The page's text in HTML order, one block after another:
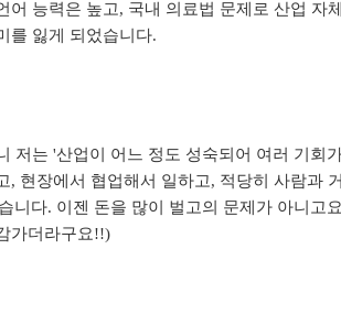
어 능력은 높고, 국내 의료법 문제로 산업 자
를 잃게 되었습니다.
저는 '산업이 어느 정도 성숙되어 여러 기회
, 현장에서 협업해서 일하고, 적당히 사람과
니다. 이젠 돈을 많이 벌고의 문제가 아니고요
가더라구요!!)